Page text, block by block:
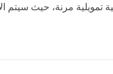
تمويلية مرنة، حيث